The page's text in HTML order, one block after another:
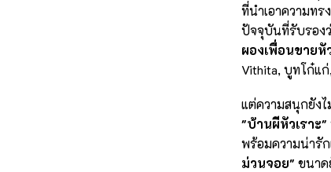
ที่นำเอาความทร
ปัจจุบันที่รับรอง
ผองเพื่อนขายหั
Vithita, บูทโก๋แก่
แต่ความสนุกยัง
"บ้านผีหัวเราะ"
พร้อมความน่ารั
ม่วนจอย" ขนาด